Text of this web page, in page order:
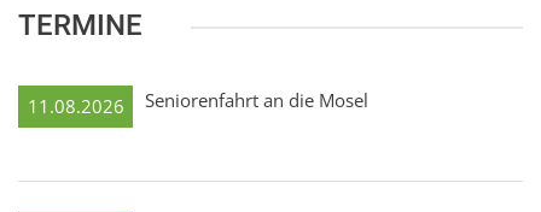
TERMINE
11.08.2026 Seniorenfahrt an die Mosel